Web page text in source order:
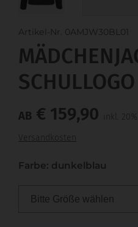
Artikel-Nr. 0AMJW30BL01
SCHULLOGO
AB € 159,90
inkl.
Versandkosten
Farbe: dunkelblau